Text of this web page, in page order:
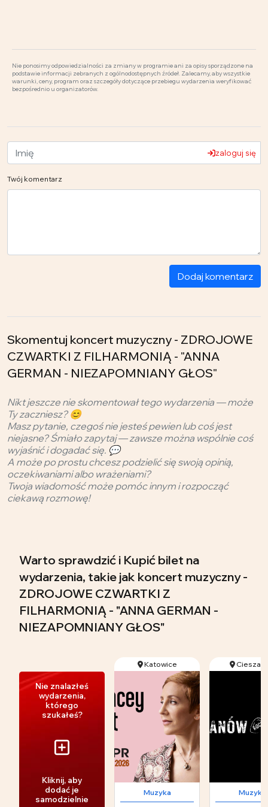
Nie ponosimy odpowiedzialności za zmiany w programie ani za opisy sporządzone na
podstawie informacji zebranych z ogólnodostępnych źródeł. Zalecamy, aby wszystkie
warunki, ceny, program oraz szczegóły dotyczące przebiegu wydarzenia weryfikować
bezpośrednio u organizatorów.
zaloguj się
Twój komentarz
Dodaj komentarz
Skomentuj koncert muzyczny - ZDROJOWE
CZWARTKI Z FILHARMONIĄ - "ANNA
GERMAN - NIEZAPOMNIANY GŁOS"
Nikt jeszcze nie skomentował tego wydarzenia — może
Ty zaczniesz? 😊
Masz pytanie, czegoś nie jesteś pewien lub coś jest
niejasne? Śmiało zapytaj — zawsze można wspólnie coś
wyjaśnić i dogadać się. 💬
A może po prostu chcesz podzielić się swoją opinią,
oczekiwaniami albo wrażeniami?
Twoja wiadomość może pomóc innym i rozpocząć
ciekawą rozmowę!
Warto sprawdzić i Kupić bilet na
wydarzenia, takie jak koncert muzyczny -
ZDROJOWE CZWARTKI Z
FILHARMONIĄ - "ANNA GERMAN -
NIEZAPOMNIANY GŁOS"
Nie znalazłeś
wydarzenia,
którego
szukałeś?
Kliknij, aby
dodać je
samodzielnie
Katowice
Muzyka Muzyka